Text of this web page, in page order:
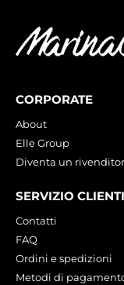
CORPORATE
About
Elle Group
Diventa un
SERVIZIO CLIENTI
Contatti
FAQ
Ordini e spedizioni
Metodi di